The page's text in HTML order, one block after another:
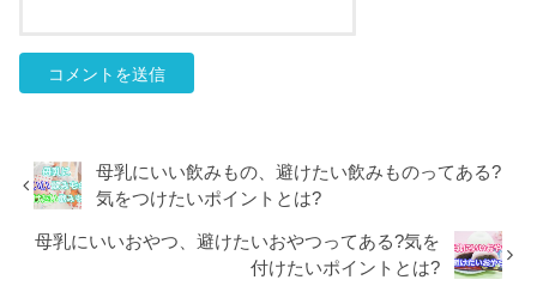
母乳にいい飲みもの、避けたい飲みものってある?
気をつけたいポイントとは?
母乳にいいおやつ、避けたいおやつってある?気を
付けたいポイントとは?